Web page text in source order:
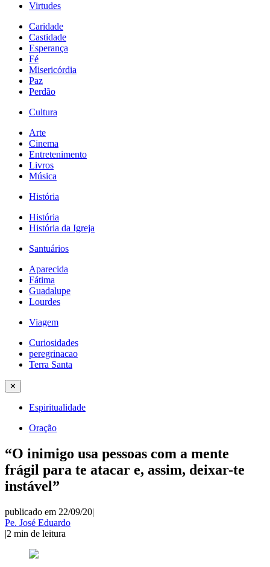
Virtudes
Caridade
Castidade
Esperança
Fé
Misericórdia
Paz
Perdão
Cultura
Arte
Cinema
Entretenimento
Livros
Música
História
História
História da Igreja
Santuários
Aparecida
Fátima
Guadalupe
Lourdes
Viagem
Curiosidades
peregrinacao
Terra Santa
✕
Espiritualidade
Oração
“O inimigo usa pessoas com a mente
frágil para te atacar e, assim, deixar-te
instável”
publicado em 22/09/20|
Pe. José Eduardo
|2 min de leitura